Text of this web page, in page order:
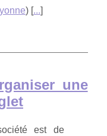
) [ ...
une
est de